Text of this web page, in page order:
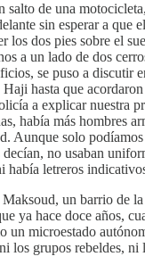
salto de una
sin esperar a que
los dos pies sobre el
a un lado de dos
se puso a discutir
hasta que
a explicar nuestra
había más hombres
Aunque solo
no usaban
había letreros
Maksoud, un barrio de
ya hace doce años,
un microestado
los grupos rebeldes, ni